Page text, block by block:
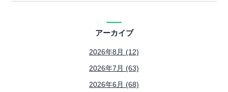
アーカイブ
2026年8月 (12)
2026年7月 (63)
2026年6月 (68)